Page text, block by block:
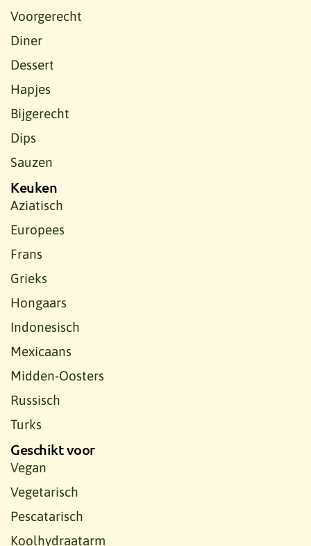
Voorgerecht
Diner
Dessert
Hapjes
Bijgerecht
Dips
Sauzen
Keuken
Aziatisch
Europees
Frans
Grieks
Hongaars
Indonesisch
Mexicaans
Midden-Oosters
Russisch
Turks
Geschikt voor
Vegan
Vegetarisch
Pescatarisch
Koolhydraatarm